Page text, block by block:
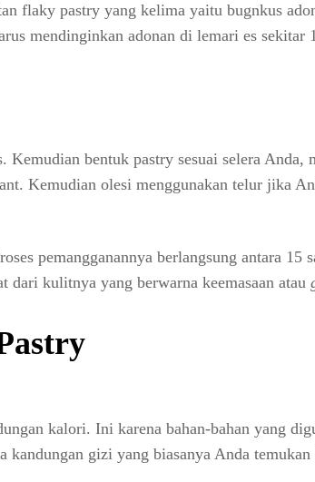
flaky pastry yang kelima yaitu bugnkus
mendinginkan adonan di lemari es sekitar
Kemudian bentuk pastry sesuai selera Anda,
Kemudian olesi menggunakan telur jika
pemangganannya berlangsung antara 15
dari kulitnya yang berwarna keemasaan atau
kalori. Ini karena bahan-bahan yang
kandungan gizi yang biasanya Anda